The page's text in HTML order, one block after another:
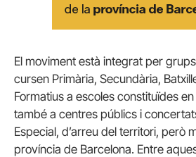
El moviment està integrat per
cursen Primària, Secundària,
Formatius a escoles constituïdes
també a centres públics i
Especial, d’arreu del territori, però
província de Barcelona. Entre